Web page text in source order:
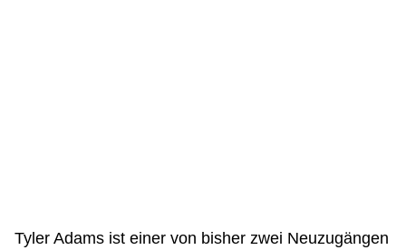
Tyler Adams ist einer von bisher zwei Neuzugängen